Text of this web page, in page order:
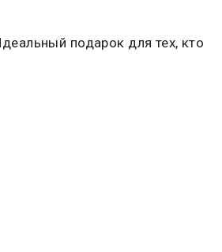
подарок для тех, кто